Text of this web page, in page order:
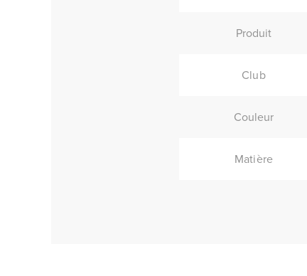
Produit
Club
Couleur
Matière